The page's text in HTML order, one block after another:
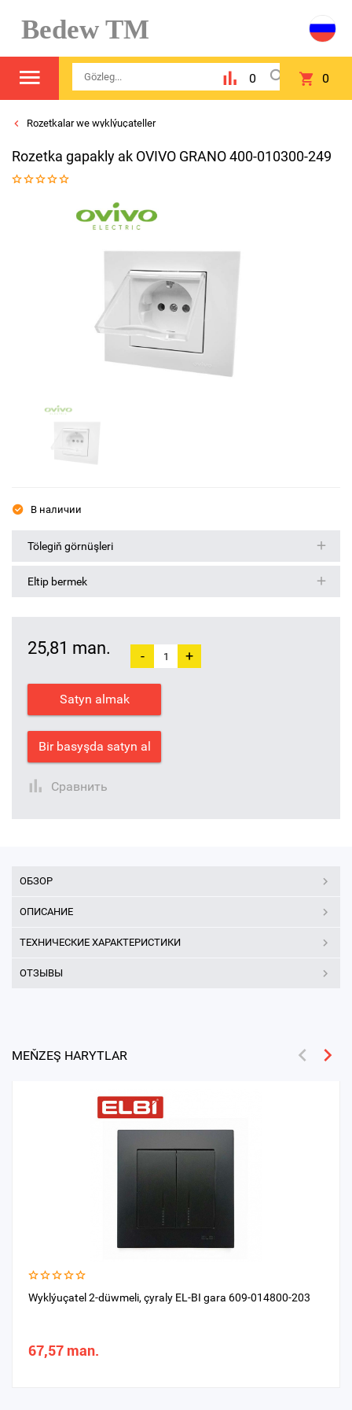
Bedew TM
0 0
Rozetkalar we wyklýuçateller
Rozetka gapakly ak OVIVO GRANO 400-010300-249
В наличии
Tölegiň görnüşleri
Eltip bermek
25,81 man. - +
Satyn almak
Bir basyşda satyn al
Сравнить
ОБЗОР
ОПИСАНИЕ
ТЕХНИЧЕСКИЕ ХАРАКТЕРИСТИКИ
ОТЗЫВЫ
MEŇZEŞ HARYTLAR
Wyklýuçatel 2-düwmeli, çyraly EL-BI gara 609-014800-203
67,57 man.